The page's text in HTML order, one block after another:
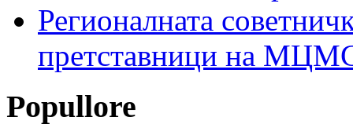
Регионалната
претставници на МЦМС
Popullore